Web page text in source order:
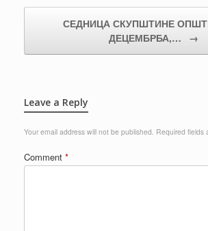
СЕДНИЦА СКУПШТИНЕ
ДЕЦЕМБРБА,…
→
Leave a Reply
Your email address will not be published. Required fields
Comment *